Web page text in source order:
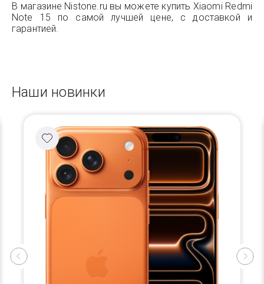
В магазине Nistone.ru вы можете купить Xiaomi Redmi
Note 15 по самой лучшей цене, с доставкой и
гарантией.
Наши новинки